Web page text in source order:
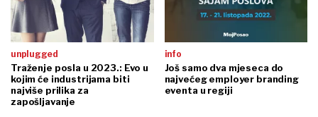
unplugged
Traženje posla u 2023.: Evo u
kojim će industrijama biti
najviše prilika za
zapošljavanje
info
Još samo dva mjeseca do
najvećeg employer branding
eventa u regiji